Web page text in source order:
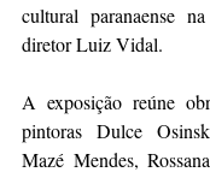
cultural paranaense
diretor Luiz Vidal.
A exposição reúne
pintoras Dulce
Mazé Mendes,